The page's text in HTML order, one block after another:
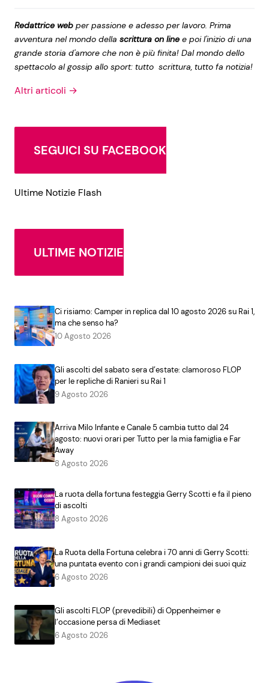
Redattrice web per passione e adesso per lavoro. Prima
avventura nel mondo della scrittura on line e poi l'inizio di una
grande storia d'amore che non è più finita! Dal mondo dello
spettacolo al gossip allo sport: tutto scrittura, tutto fa notizia!
Altri articoli →
SEGUICI SU FACEBOOK
Ultime Notizie Flash
ULTIME NOTIZIE
Ci risiamo: Camper in replica dal 10 agosto 2026 su Rai 1,
ma che senso ha?
10 Agosto 2026
Gli ascolti del sabato sera d’estate: clamoroso FLOP
per le repliche di Ranieri su Rai 1
9 Agosto 2026
Arriva Milo Infante e Canale 5 cambia tutto dal 24
agosto: nuovi orari per Tutto per la mia famiglia e Far
Away
8 Agosto 2026
La ruota della fortuna festeggia Gerry Scotti e fa il pieno
di ascolti
8 Agosto 2026
La Ruota della Fortuna celebra i 70 anni di Gerry Scotti:
una puntata evento con i grandi campioni dei suoi quiz
6 Agosto 2026
Gli ascolti FLOP (prevedibili) di Oppenheimer e
l’occasione persa di Mediaset
6 Agosto 2026